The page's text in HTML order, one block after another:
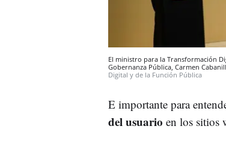
El ministro para la Transformación
Gobernanza Pública, Carmen
Digital y de la Función Pública
E importante para
del usuario en los sitios